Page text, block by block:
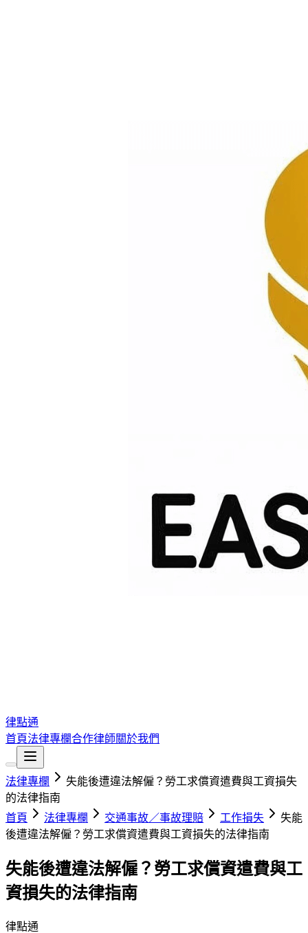
律點通
首頁法律專欄合作律師關於我們
法律專欄
失能後遭違法解僱？勞工求償資遣費與工資損失
的法律指南
首頁
法律專欄 交通事故／事故理賠 工作損失
失能
後遭違法解僱？勞工求償資遣費與工資損失的法律指南
失能後遭違法解僱？勞工求償資遣費與工
資損失的法律指南
律點通